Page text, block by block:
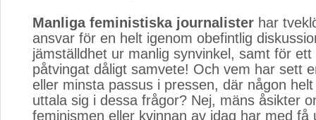
Manliga feministiska journalister har
ansvar för en helt igenom obefintlig
jämställdhet ur manlig synvinkel, samt för
påtvingat dåligt samvete! Och vem har sett
eller minsta passus i pressen, där någon
uttala sig i dessa frågor? Nej, mäns åsikter
feminismen eller kvinnan av idag har med få